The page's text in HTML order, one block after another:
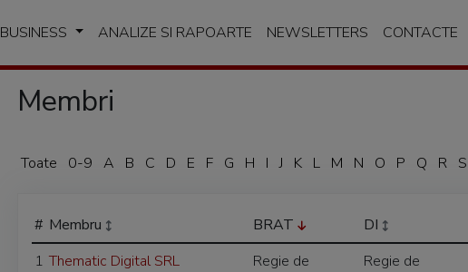
BUSINESS ANALIZE SI RAPOARTE NEWSLETTERS CONTACTE
Membri
Toate 0-9 A B C D E F G H I J K L M N O P Q R S
# Membru BRAT DI
1 Thematic Digital SRL
Regie de
Regie de